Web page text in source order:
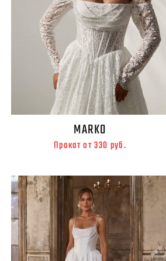
MARKO
Прокат от 330 руб.